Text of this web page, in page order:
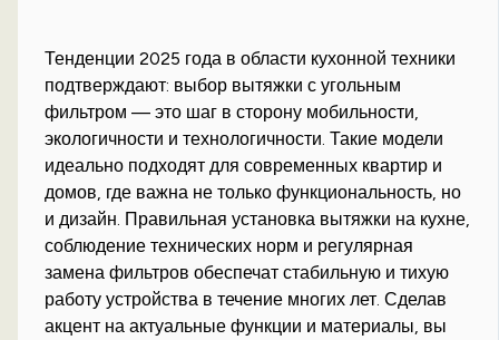
Тенденции 2025 года в области кухонной техники
подтверждают: выбор вытяжки с угольным
фильтром — это шаг в сторону мобильности,
экологичности и технологичности. Такие модели
идеально подходят для современных квартир и
домов, где важна не только функциональность, но
и дизайн. Правильная установка вытяжки на кухне,
соблюдение технических норм и регулярная
замена фильтров обеспечат стабильную и тихую
работу устройства в течение многих лет. Сделав
акцент на актуальные функции и материалы, вы